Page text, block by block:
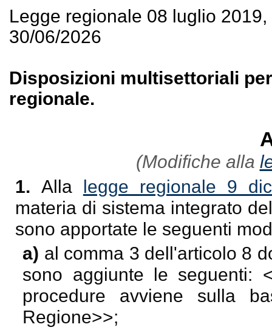
Legge regionale 08 luglio
30/06/2026
Disposizioni multisettoriali
regionale.
(Modifiche alla
1. Alla legge regionale 9
materia di sistema integrato
sono apportate le seguenti
a) al comma 3 dell'articolo 8
sono aggiunte le seguenti:
procedure avviene sulla
Regione>>;